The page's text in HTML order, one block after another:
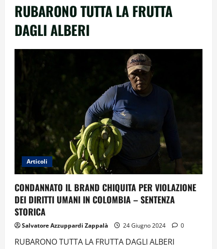
RUBARONO TUTTA LA FRUTTA
DAGLI ALBERI
Articoli
CONDANNATO IL BRAND CHIQUITA PER VIOLAZIONE
DEI DIRITTI UMANI IN COLOMBIA – SENTENZA
STORICA
Salvatore Azzuppardi Zappalà 24 Giugno 2024 0
RUBARONO TUTTA LA FRUTTA DAGLI ALBERI